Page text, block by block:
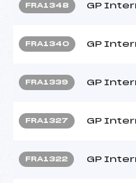
FRA1348 GP
FRA1340 GP
FRA1339 GP
FRA1327 GP
FRA1322 GP